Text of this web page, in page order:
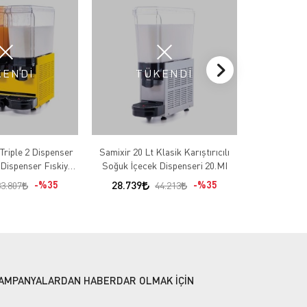
2 Dispenser
Fıskiyeli
60.SMMY
%35
TÜKENDİ
Samixir 20 Lt Klasik Karıştırıcılı
Soğuk İçecek Dispenseri 20.MI
28.739 44.213 %35
HABERDAR OLMAK İÇİN